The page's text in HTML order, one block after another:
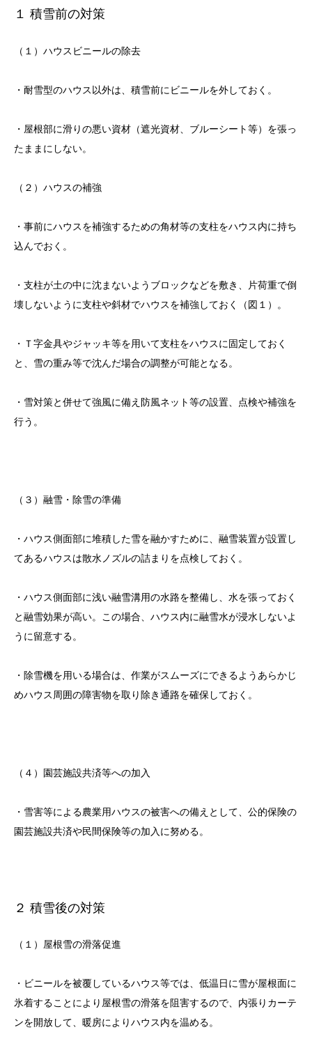
１ 積雪前の対策
（１）ハウスビニールの除去
・耐雪型のハウス以外は、積雪前にビニールを外しておく。
・屋根部に滑りの悪い資材（遮光資材、ブルーシート等）を張っ
たままにしない。
（２）ハウスの補強
・事前にハウスを補強するための角材等の支柱をハウス内に持ち
込んでおく。
・支柱が土の中に沈まないようブロックなどを敷き、片荷重で倒
壊しないように支柱や斜材でハウスを補強しておく（図１）。
・Ｔ字金具やジャッキ等を用いて支柱をハウスに固定しておく
と、雪の重み等で沈んだ場合の調整が可能となる。
・雪対策と併せて強風に備え防風ネット等の設置、点検や補強を
行う。
（３）融雪・除雪の準備
・ハウス側面部に堆積した雪を融かすために、融雪装置が設置し
てあるハウスは散水ノズルの詰まりを点検しておく。
・ハウス側面部に浅い融雪溝用の水路を整備し、水を張っておく
と融雪効果が高い。この場合、ハウス内に融雪水が浸水しないよ
うに留意する。
・除雪機を用いる場合は、作業がスムーズにできるようあらかじ
めハウス周囲の障害物を取り除き通路を確保しておく。
（４）園芸施設共済等への加入
・雪害等による農業用ハウスの被害への備えとして、公的保険の
園芸施設共済や民間保険等の加入に努める。
２ 積雪後の対策
（１）屋根雪の滑落促進
・ビニールを被覆しているハウス等では、低温日に雪が屋根面に
氷着することにより屋根雪の滑落を阻害するので、内張りカーテ
ンを開放して、暖房によりハウス内を温める。